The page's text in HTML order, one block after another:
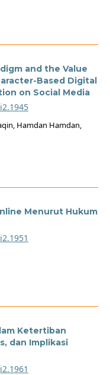
and the Value
Based Digital
on Social Media
Hamdan Hamdan,
Menurut Hukum
Ketertiban
dan Implikasi